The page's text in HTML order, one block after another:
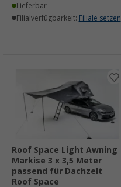
Lieferbar
Filialverfügbarkeit: Filiale setzen
Roof Space Light Awning
Markise 3 x 3,5 Meter
passend für Dachzelt
Roof Space